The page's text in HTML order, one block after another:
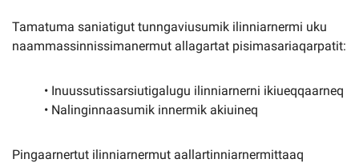
Tamatuma saniatigut tunngaviusumik ilinniarnermi uku
naammassinnissimanermut allagartat pisimasariaqarpatit:
• Inuussutissarsiutigalugu ilinniarnerni ikiueqqaarneq
• Nalinginnaasumik innermik akiuineq
Pingaarnertut ilinniarnermut aallartinniarnermittaaq